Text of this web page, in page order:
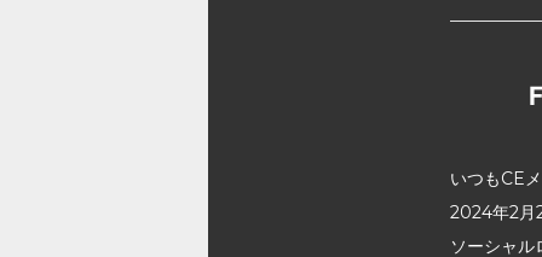
いつもCE
2024年2月
ソーシャ